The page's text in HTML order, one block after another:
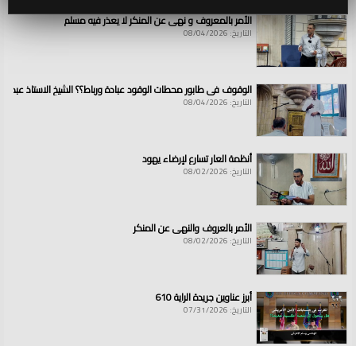
الأمر بالمعروف و نهي عن المنكر لا يعذر فيه مسلم
التاريخ: 08/04/2026
الوقوف في طابور محطات الوقود عبادة ورباط؟؟ الشيخ الاستاذ عبد
التاريخ: 08/04/2026
أنظمة العار تسارع لإرضاء يهود
التاريخ: 08/02/2026
الأمر بالعروف والنهي عن المنكر
التاريخ: 08/02/2026
أبرز عناوين جريدة الراية 610
التاريخ: 07/31/2026